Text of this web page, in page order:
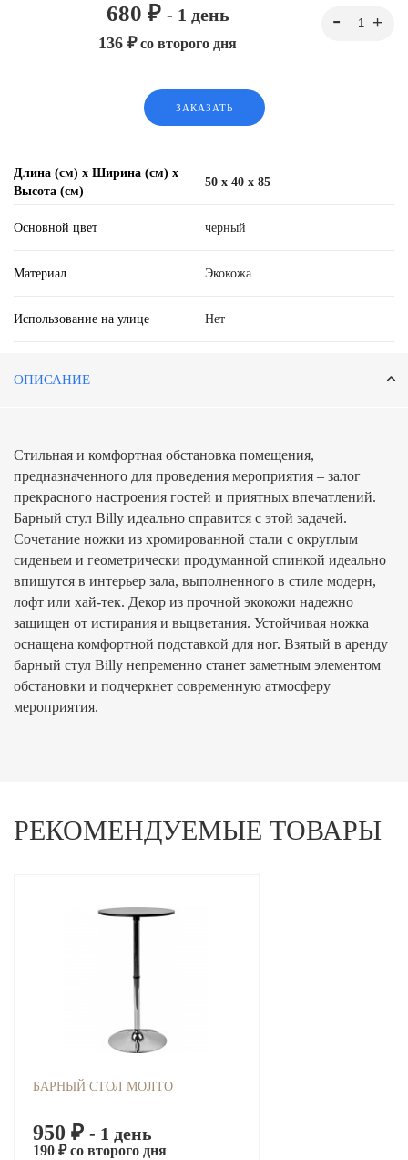
680 ₽ - 1 день
136 ₽со второго дня
ЗАКАЗАТЬ
Длина (см) х Ширина (см) х
Высота (см)
50 x 40 x 85
Основной цвет черный
Материал Экокожа
Использование на улице Нет
ОПИСАНИЕ
Стильная и комфортная обстановка помещения,
предназначенного для проведения мероприятия – залог
прекрасного настроения гостей и приятных впечатлений.
Барный стул Billy идеально справится с этой задачей.
Сочетание ножки из хромированной стали с округлым
сиденьем и геометрически продуманной спинкой идеально
впишутся в интерьер зала, выполненного в стиле модерн,
лофт или хай-тек. Декор из прочной экокожи надежно
защищен от истирания и выцветания. Устойчивая ножка
оснащена комфортной подставкой для ног. Взятый в аренду
барный стул Billy непременно станет заметным элементом
обстановки и подчеркнет современную атмосферу
мероприятия.
РЕКОМЕНДУЕМЫЕ ТОВАРЫ
БАРНЫЙ СТОЛ MOJITO
950 ₽ - 1 день
190 ₽ со второго дня